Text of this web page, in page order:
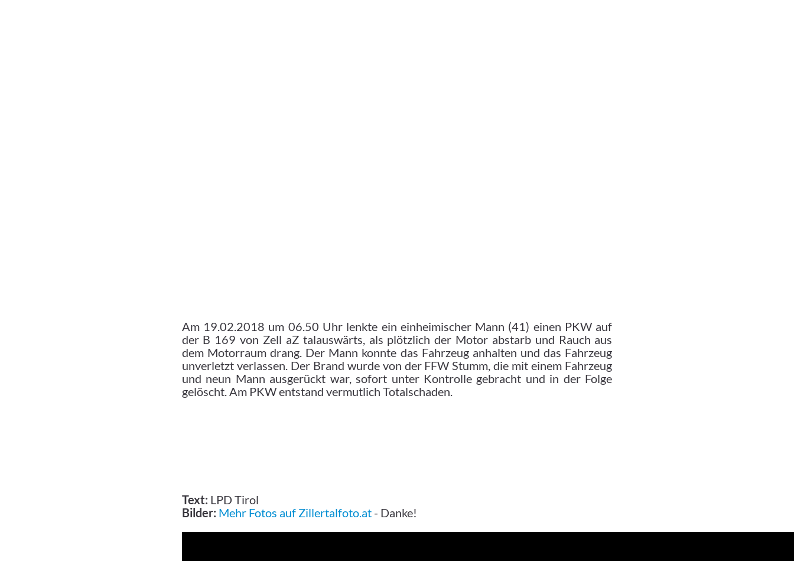
Am 19.02.2018 um 06.50 Uhr lenkte ein einheimischer Mann (41) einen PKW auf
der B 169 von Zell aZ talauswärts, als plötzlich der Motor abstarb und Rauch aus
dem Motorraum drang. Der Mann konnte das Fahrzeug anhalten und das Fahrzeug
unverletzt verlassen. Der Brand wurde von der FFW Stumm, die mit einem Fahrzeug
und neun Mann ausgerückt war, sofort unter Kontrolle gebracht und in der Folge
gelöscht. Am PKW entstand vermutlich Totalschaden.
Text: LPD Tirol
Bilder: Mehr Fotos auf Zillertalfoto.at- Danke!